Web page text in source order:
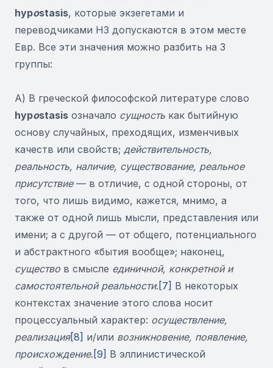
hypostasis, которые экзегетами и
переводчиками НЗ допускаются в этом месте
Евр. Все эти значения можно разбить на 3
группы:
А) В греческой философской литературе слово
hypostasis означало сущность как бытийную
основу случайных, преходящих, изменчивых
качеств или свойств; действительность,
реальность, наличие, существование, реальное
присутствие — в отличие, с одной стороны, от
того, что лишь видимо, кажется, мнимо, а
также от одной лишь мысли, представления или
имени; а с другой — от общего, потенциального
и абстрактного «бытия вообще»; наконец,
существо в смысле единичной, конкретной и
самостоятельной реальности. [7] В некоторых
контекстах значение этого слова носит
процессуальный характер: осуществление,
реализация[8] и/или возникновение, появление,
происхождение. [9] В эллинистической